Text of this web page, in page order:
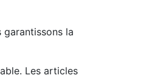
la
Les articles